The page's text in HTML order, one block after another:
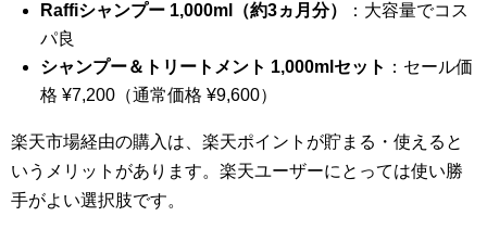
Raffiシャンプー 1,000ml（約3ヵ月分）
：大容量でコス
パ良
シャンプー＆トリートメント 1,000mlセット ：セール価
格 ¥7,200（通常価格 ¥9,600）
楽天市場経由の購入は、楽天ポイントが貯まる・使えると
いうメリットがあります。楽天ユーザーにとっては使い勝
手がよい選択肢です。